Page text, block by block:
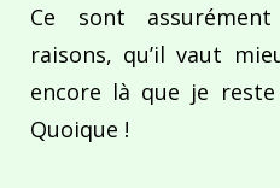
Ce sont
raisons, qu’il vaut
encore là que je
Quoique !